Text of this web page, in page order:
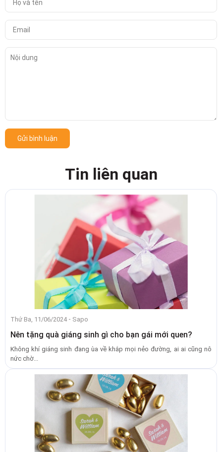
Gửi bình luận
Tin liên quan
Thứ Ba, 11/06/2024- Sapo
Nên tặng quà giáng sinh gì cho bạn gái mới quen?
Không khí giáng sinh đang ùa về khắp mọi nẻo đường, ai ai cũng nô
nức chờ...